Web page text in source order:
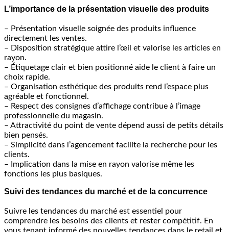
L’importance de la présentation visuelle des produits
– Présentation visuelle soignée des produits influence
directement les ventes.
– Disposition stratégique attire l’œil et valorise les articles en
rayon.
– Étiquetage clair et bien positionné aide le client à faire un
choix rapide.
– Organisation esthétique des produits rend l’espace plus
agréable et fonctionnel.
– Respect des consignes d’affichage contribue à l’image
professionnelle du magasin.
– Attractivité du point de vente dépend aussi de petits détails
bien pensés.
– Simplicité dans l’agencement facilite la recherche pour les
clients.
– Implication dans la mise en rayon valorise même les
fonctions les plus basiques.
Suivi des tendances du marché et de la concurrence
Suivre les tendances du marché est essentiel pour
comprendre les besoins des clients et rester compétitif. En